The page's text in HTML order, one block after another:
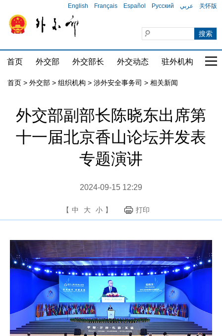
English Français Español Русский عربي 关怀版
首页 外交部 外交部长 外交动态 驻外机构 国
首页 > 外交部 > 组织机构 > 涉外安全事务司 > 相关新闻
外交部副部长陈晓东出席第
十一届北京香山论坛并发表
专题演讲
2024-09-15 12:29
【 中 大 小 】 打印